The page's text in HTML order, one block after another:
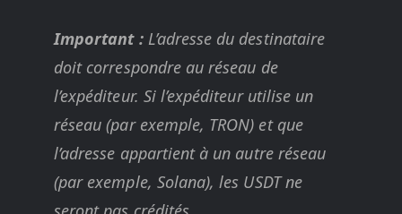
Important :L’adresse du destinataire
doit correspondre au réseau de
l’expéditeur. Si l’expéditeur utilise un
réseau (par exemple, TRON) et que
l’adresse appartient à un autre réseau
(par exemple, Solana), les USDT ne